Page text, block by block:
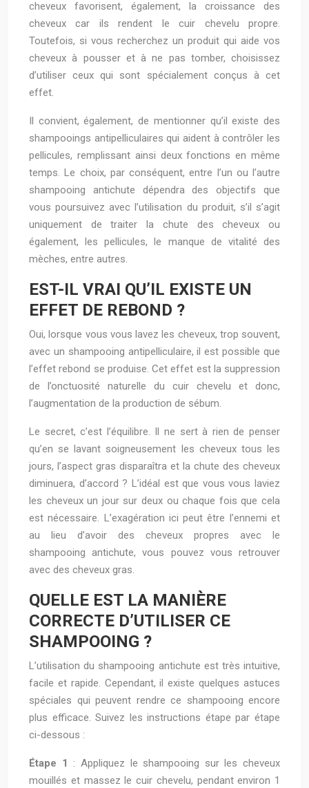
cheveux favorisent, également, la croissance des
cheveux car ils rendent le cuir chevelu propre.
Toutefois, si vous recherchez un produit qui aide vos
cheveux à pousser et à ne pas tomber, choisissez
d’utiliser ceux qui sont spécialement conçus à cet
effet.
Il convient, également, de mentionner qu’il existe des
shampooings antipelliculaires qui aident à contrôler les
pellicules, remplissant ainsi deux fonctions en même
temps. Le choix, par conséquent, entre l’un ou l’autre
shampooing antichute dépendra des objectifs que
vous poursuivez avec l’utilisation du produit, s’il s’agit
uniquement de traiter la chute des cheveux ou
également, les pellicules, le manque de vitalité des
mèches, entre autres.
EST-IL VRAI QU’IL EXISTE UN
EFFET DE REBOND ?
Oui, lorsque vous vous lavez les cheveux, trop souvent,
avec un shampooing antipelliculaire, il est possible que
l’effet rebond se produise. Cet effet est la suppression
de l’onctuosité naturelle du cuir chevelu et donc,
l’augmentation de la production de sébum.
Le secret, c’est l’équilibre. Il ne sert à rien de penser
qu’en se lavant soigneusement les cheveux tous les
jours, l’aspect gras disparaîtra et la chute des cheveux
diminuera, d’accord ? L’idéal est que vous vous laviez
les cheveux un jour sur deux ou chaque fois que cela
est nécessaire. L’exagération ici peut être l’ennemi et
au lieu d’avoir des cheveux propres avec le
shampooing antichute, vous pouvez vous retrouver
avec des cheveux gras.
QUELLE EST LA MANIÈRE
CORRECTE D’UTILISER CE
SHAMPOOING ?
L’utilisation du shampooing antichute est très intuitive,
facile et rapide. Cependant, il existe quelques astuces
spéciales qui peuvent rendre ce shampooing encore
plus efficace. Suivez les instructions étape par étape
ci-dessous :
Étape 1
: Appliquez le shampooing sur les cheveux
mouillés et massez le cuir chevelu, pendant environ 1